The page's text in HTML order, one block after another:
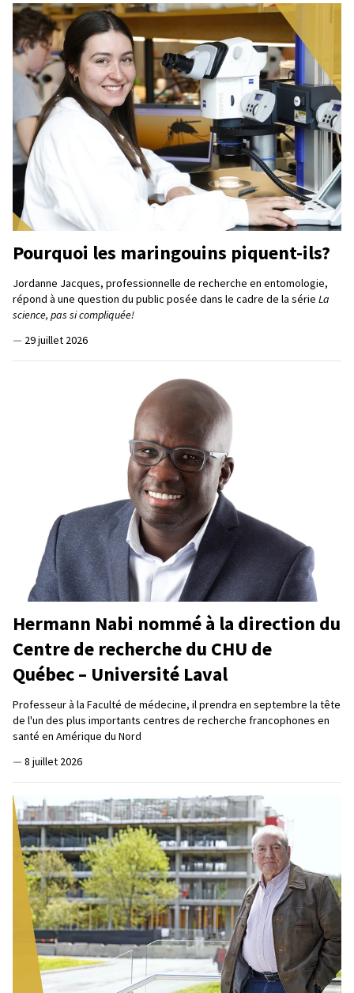
Pourquoi les maringouins piquent-ils?
Jordanne Jacques, professionnelle de recherche en entomologie,
répond à une question du public posée dans le cadre de la série La
science, pas si compliquée!
— 29 juillet 2026
Hermann Nabi nommé à la direction du
Centre de recherche du CHU de
Québec – Université Laval
Professeur à la Faculté de médecine, il prendra en septembre la tête
de l'un des plus importants centres de recherche francophones en
santé en Amérique du Nord
— 8 juillet 2026